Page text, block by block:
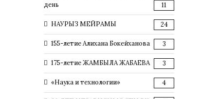
день
11
НАУРЫЗ МЕЙРАМЫ 24
155-летие Алихана Бокейханова 3
175-летие ЖАМБЫЛА ЖАБАЕВА 3
«Наука и технологии» 4